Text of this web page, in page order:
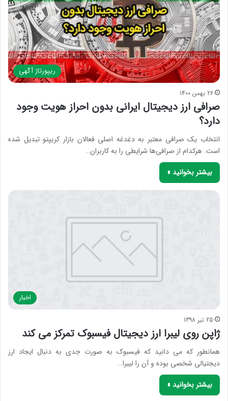
ریپورتاژ آگهی
26 بهمن 1400
صرافی ارز دیجیتال ایرانی بدون احراز هویت وجود
دارد؟
انتخاب یک صرافی معتبر به دغدغه اصلی فعالان بازار کریپتو تبدیل شده
است. هرکدام از صرافی‌ها شرایطی را به کاربران…
بیشتر بخوانید »
اخبار
25 تیر 1398
ژاپن روی لیبرا ارز دیجیتال فیسبوک تمرکز می کند
همانطور که می دانید که فیسبوک به صورت جدی به دنبال ایجاد ارز
دیجتیالی شخصی بوده و آن را لیبرا…
بیشتر بخوانید »